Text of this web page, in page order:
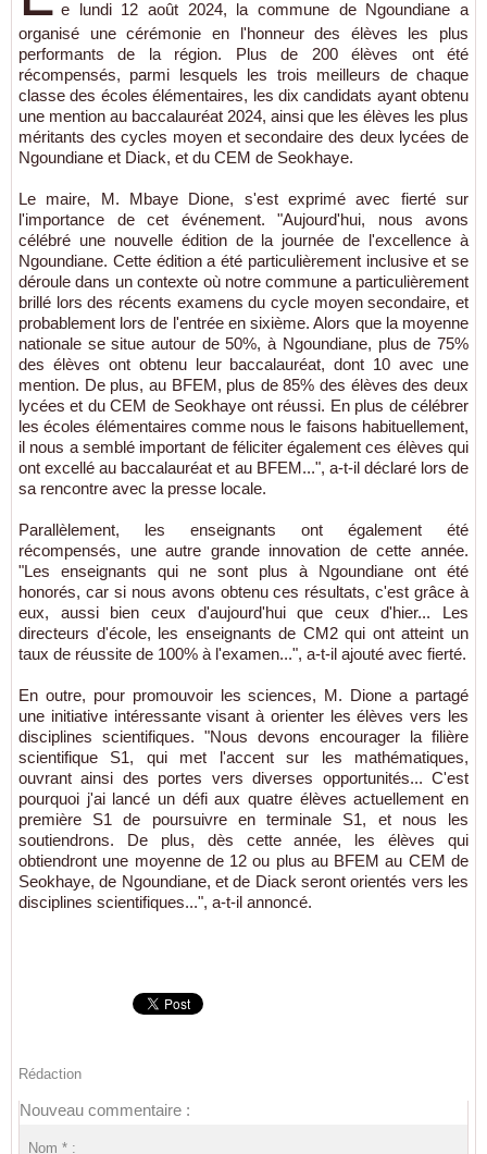
e lundi 12 août 2024, la commune de Ngoundiane a
organisé une cérémonie en l'honneur des élèves les plus
performants de la région. Plus de 200 élèves ont été
récompensés, parmi lesquels les trois meilleurs de chaque
classe des écoles élémentaires, les dix candidats ayant obtenu
une mention au baccalauréat 2024, ainsi que les élèves les plus
méritants des cycles moyen et secondaire des deux lycées de
Ngoundiane et Diack, et du CEM de Seokhaye.
Le maire, M. Mbaye Dione, s'est exprimé avec fierté sur
l'importance de cet événement. "Aujourd'hui, nous avons
célébré une nouvelle édition de la journée de l'excellence à
Ngoundiane. Cette édition a été particulièrement inclusive et se
déroule dans un contexte où notre commune a particulièrement
brillé lors des récents examens du cycle moyen secondaire, et
probablement lors de l'entrée en sixième. Alors que la moyenne
nationale se situe autour de 50%, à Ngoundiane, plus de 75%
des élèves ont obtenu leur baccalauréat, dont 10 avec une
mention. De plus, au BFEM, plus de 85% des élèves des deux
lycées et du CEM de Seokhaye ont réussi. En plus de célébrer
les écoles élémentaires comme nous le faisons habituellement,
il nous a semblé important de féliciter également ces élèves qui
ont excellé au baccalauréat et au BFEM...", a-t-il déclaré lors de
sa rencontre avec la presse locale.
Parallèlement, les enseignants ont également été
récompensés, une autre grande innovation de cette année.
"Les enseignants qui ne sont plus à Ngoundiane ont été
honorés, car si nous avons obtenu ces résultats, c'est grâce à
eux, aussi bien ceux d'aujourd'hui que ceux d'hier... Les
directeurs d'école, les enseignants de CM2 qui ont atteint un
taux de réussite de 100% à l'examen...", a-t-il ajouté avec fierté.
En outre, pour promouvoir les sciences, M. Dione a partagé
une initiative intéressante visant à orienter les élèves vers les
disciplines scientifiques. "Nous devons encourager la filière
scientifique S1, qui met l'accent sur les mathématiques,
ouvrant ainsi des portes vers diverses opportunités... C'est
pourquoi j'ai lancé un défi aux quatre élèves actuellement en
première S1 de poursuivre en terminale S1, et nous les
soutiendrons. De plus, dès cette année, les élèves qui
obtiendront une moyenne de 12 ou plus au BFEM au CEM de
Seokhaye, de Ngoundiane, et de Diack seront orientés vers les
disciplines scientifiques...", a-t-il annoncé.
Rédaction
Nouveau commentaire :
Nom * :